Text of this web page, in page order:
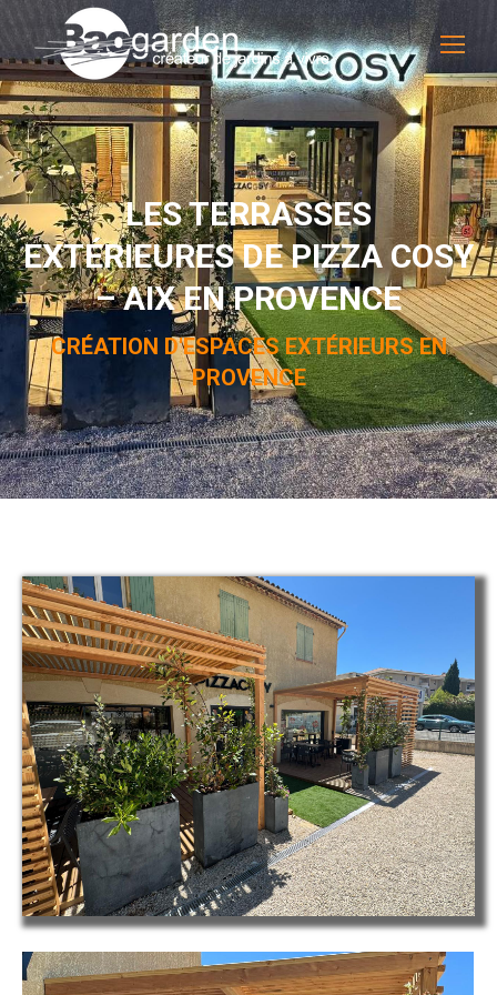
LES TERRASSES
EXTÉRIEURES DE PIZZA COSY
– AIX EN PROVENCE
CRÉATION D'ESPACES EXTÉRIEURS EN
PROVENCE